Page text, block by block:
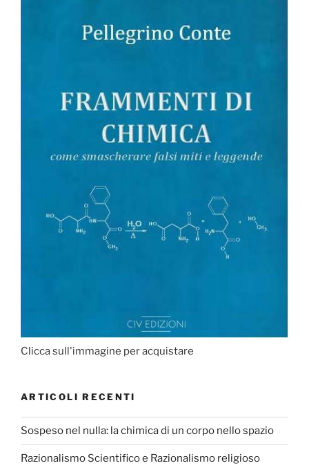
Clicca sull'immagine per acquistare
ARTICOLI RECENTI
Sospeso nel nulla: la chimica di un corpo nello spazio
Razionalismo Scientifico e Razionalismo religioso